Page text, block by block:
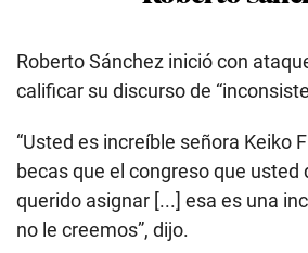
Roberto Sánchez inició con
calificar su discurso de
“Usted es increíble señora Keiko
becas que el congreso que usted
querido asignar [...] esa es una
no le creemos”, dijo.